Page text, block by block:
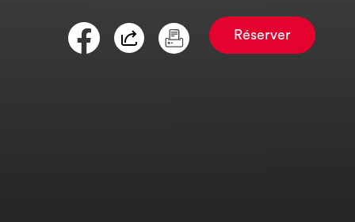
Réserver